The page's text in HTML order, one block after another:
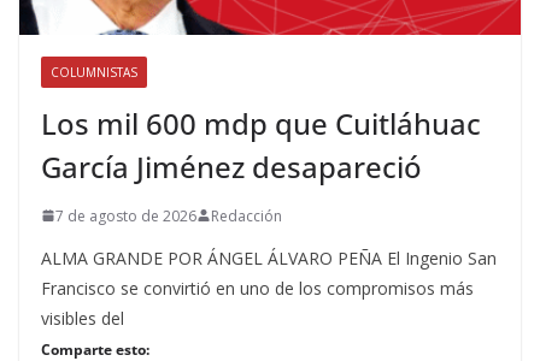
COLUMNISTAS
Los mil 600 mdp que Cuitláhuac
García Jiménez desapareció
7 de agosto de 2026 Redacción
ALMA GRANDE POR ÁNGEL ÁLVARO PEÑA El Ingenio San
Francisco se convirtió en uno de los compromisos más
visibles del
Comparte esto: